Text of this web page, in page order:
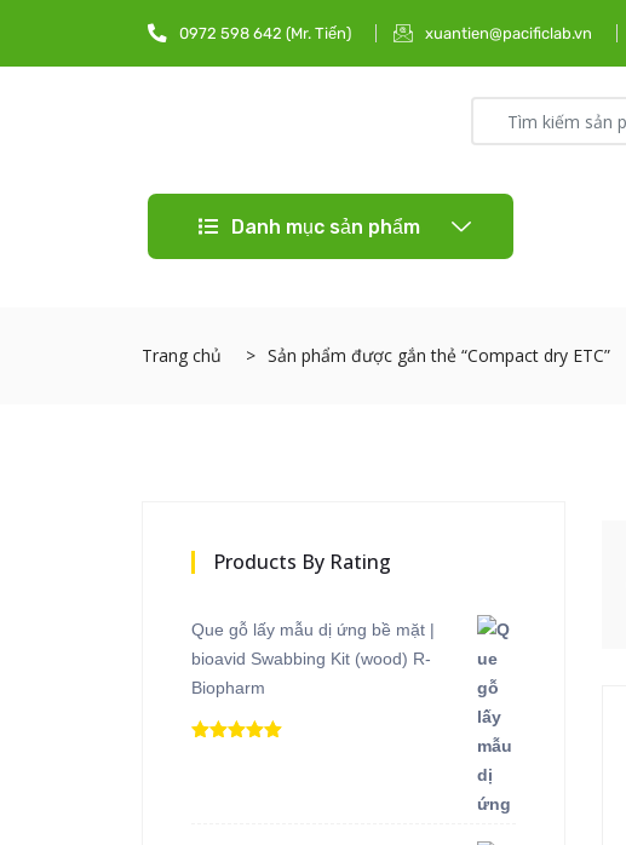
0972 598 642 (Mr. Tiến) xuantien@pacificlab.vn
Danh mục sản phẩm
Trang chủ Sản phẩm được gắn thẻ “Compact dry ETC”
Products By Rating
Que gỗ lấy mẫu dị ứng bề mặt |
bioavid Swabbing Kit (wood) R-
Biopharm